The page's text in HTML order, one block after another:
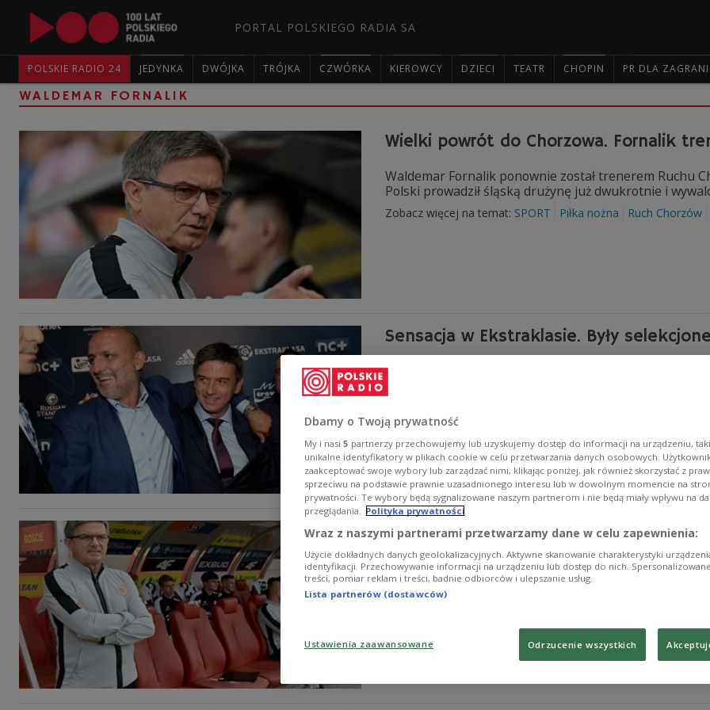
PORTAL POLSKIEGO RADIA SA
POLSKIE RADIO 24 JEDYNKA DWÓJKA TRÓJKA CZWÓRKA KIEROWCY DZIECI TEATR CHOPIN PR DLA
WALDEMAR FORNALIK
Wielki powrót do Chorzowa. Fornalik
Waldemar Fornalik ponownie został trenerem Ruchu
Polski prowadził śląską drużynę już dwukrotnie i
Zobacz więcej na temat: SPORT Piłka nożna Ruch Chorzów
Sensacja w Ekstraklasie. Były
We wtorek z posady trenera Ruchu Chorzów
nazwisko następcy, drużynę ma przejąć były
Rewolucja w Zagłębiu Lubin! Fornalik
Władze KGHM Zagłębia Lubin poinformowały w
dyrektor sportowych Piotr Burlikowski zostali
Zobacz więcej na temat:
Dbamy o Twoją prywatność
My i nasi 5 partnerzy przechowujemy lub uzyskujemy dostęp do informacji na urządzeniu,
unikalne identyfikatory w plikach cookie w celu przetwarzania danych osobowych.
zaakceptować swoje wybory lub zarządzać nimi, klikając poniżej, jak również skorzystać z
sprzeciwu na podstawie prawnie uzasadnionego interesu lub w dowolnym momencie na
prywatności. Te wybory będą sygnalizowane naszym partnerom i nie będą miały wpływu na
przeglądania. Polityka prywatności
Wraz z naszymi partnerami przetwarzamy dane w celu zapewnienia:
Użycie dokładnych danych geolokalizacyjnych. Aktywne skanowanie charakterystyki
identyfikacji. Przechowywanie informacji na urządzeniu lub dostęp do nich.
treści, pomiar reklam i treści, badnie odbiorców i ulepszanie usług.
Lista partnerów (dostawców)
Ustawienia zaawansowane Odrzucenie wszystkich